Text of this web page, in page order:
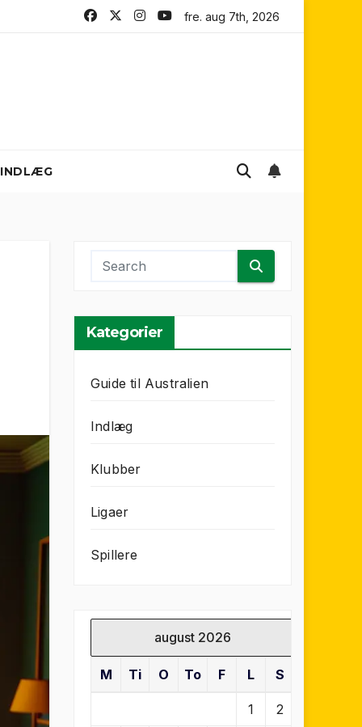
Melbourne City FC Brisbane Roar
fre. aug 7th, 2026
INDLÆG
Kategorier
Guide til Australien
Indlæg
Klubber
Ligaer
Spillere
august 2026
M Ti O To F L S
1 2